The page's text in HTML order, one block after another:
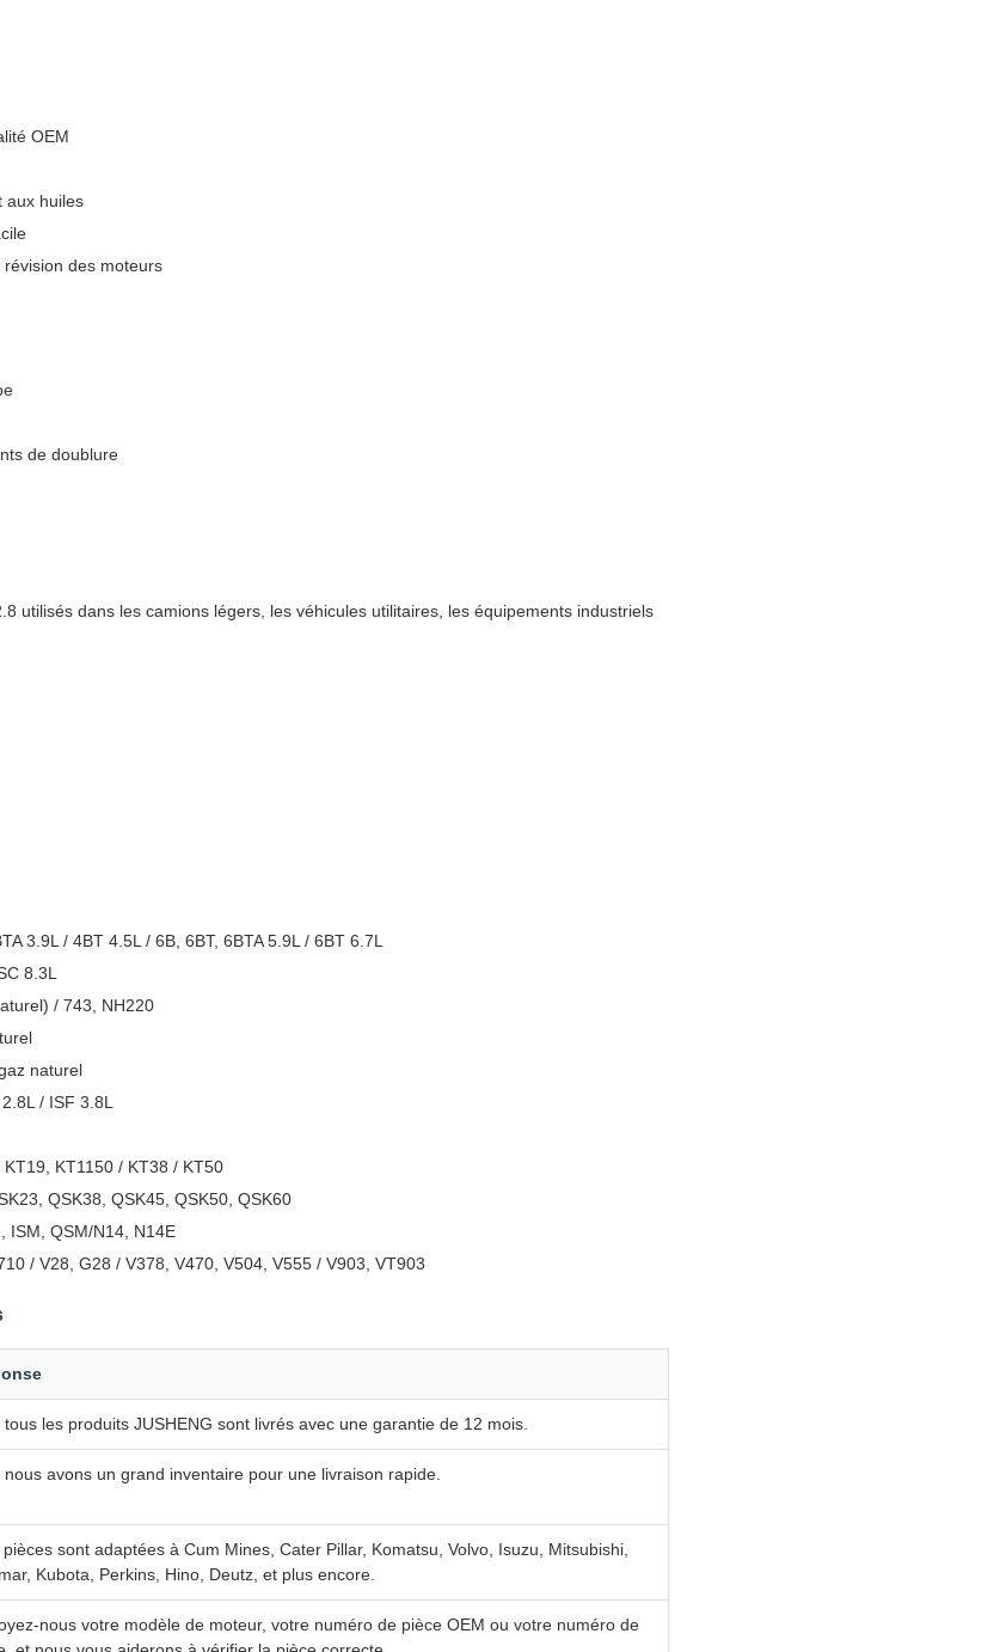
OEM
aux huiles
des moteurs
de doublure
utilisés dans les camions légers, les véhicules utilitaires, les équipements industriels
3.9L / 4BT 4.5L / 6B, 6BT, 6BTA 5.9L / 6BT 6.7L
8.3L
/ 743, NH220
naturel
/ ISF 3.8L
KT1150 / KT38 / KT50
QSK38, QSK45, QSK50, QSK60
ISM, QSM/N14, N14E
/ V28, G28 / V378, V470, V504, V555 / V903, VT903
tous les produits JUSHENG sont livrés avec une garantie de 12 mois.
nous avons un grand inventaire pour une livraison rapide.
pièces sont adaptées à Cum Mines, Cater Pillar, Komatsu, Volvo, Isuzu, Mitsubishi,
Kubota, Perkins, Hino, Deutz, et plus encore.
nous votre modèle de moteur, votre numéro de pièce OEM ou votre numéro de